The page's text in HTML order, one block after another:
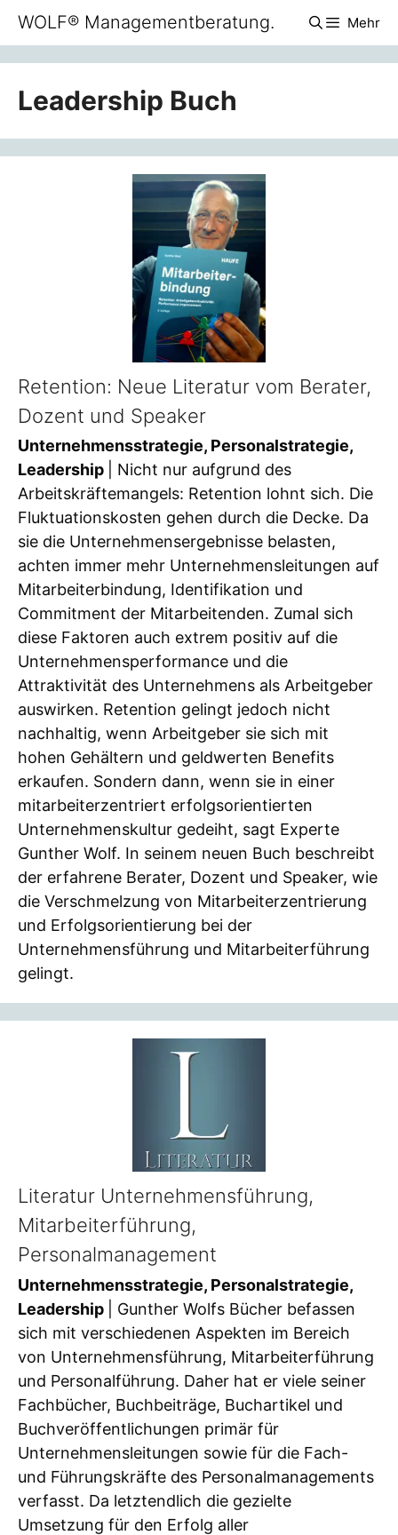
Zum
Inhalt
springen
WOLF® Managementberatung. Mehr
Leadership Buch
Retention: Neue Literatur vom Berater,
Dozent und Speaker
Unternehmensstrategie, Personalstrategie,
Leadership
| Nicht nur aufgrund des
Arbeitskräftemangels: Retention lohnt sich. Die
Fluktuationskosten gehen durch die Decke. Da
sie die Unternehmensergebnisse belasten,
achten immer mehr Unternehmensleitungen auf
Mitarbeiterbindung, Identifikation und
Commitment der Mitarbeitenden. Zumal sich
diese Faktoren auch extrem positiv auf die
Unternehmensperformance und die
Attraktivität des Unternehmens als Arbeitgeber
auswirken. Retention gelingt jedoch nicht
nachhaltig, wenn Arbeitgeber sie sich mit
hohen Gehältern und geldwerten Benefits
erkaufen. Sondern dann, wenn sie in einer
mitarbeiterzentriert erfolgsorientierten
Unternehmenskultur gedeiht, sagt Experte
Gunther Wolf. In seinem neuen Buch beschreibt
der erfahrene Berater, Dozent und Speaker, wie
die Verschmelzung von Mitarbeiterzentrierung
und Erfolgsorientierung bei der
Unternehmensführung und Mitarbeiterführung
gelingt.
Literatur Unternehmensführung,
Mitarbeiterführung,
Personalmanagement
Unternehmensstrategie, Personalstrategie,
Leadership
| Gunther Wolfs Bücher befassen
sich mit verschiedenen Aspekten im Bereich
von Unternehmensführung, Mitarbeiterführung
und Personalführung. Daher hat er viele seiner
Fachbücher, Buchbeiträge, Buchartikel und
Buchveröffentlichungen primär für
Unternehmensleitungen sowie für die Fach-
und Führungskräfte des Personalmanagements
verfasst. Da letztendlich die gezielte
Umsetzung für den Erfolg aller